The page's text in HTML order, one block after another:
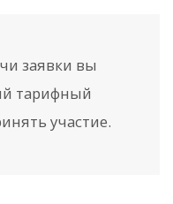
заявки вы
тарифный
участие.